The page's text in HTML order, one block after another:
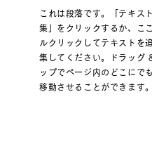
これは段落です。「テキス
集」をクリックするか、こ
ルクリックしてテキストを
集してください。ドラッグ
ップでページ内のどこにで
移動させることができます。